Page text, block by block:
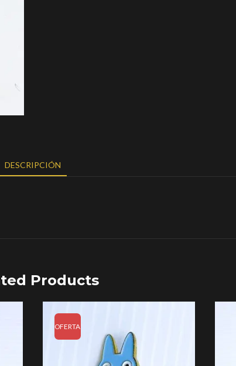
DESCRIPCIÓN
Products
OFERTA